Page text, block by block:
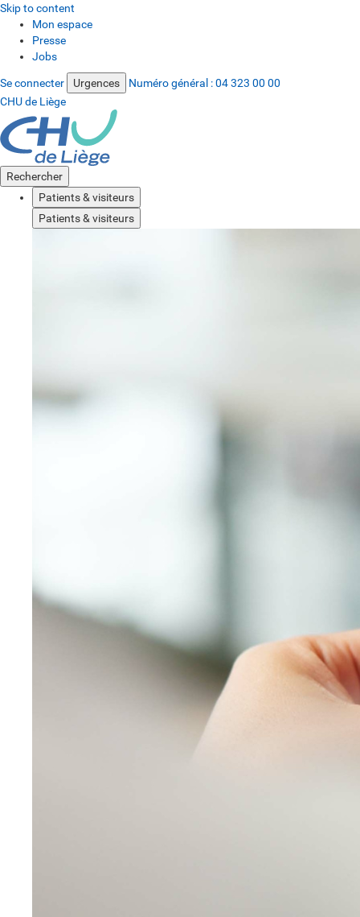
Skip to content
Mon espace
Presse
Jobs
Se connecter Urgences Numéro général :04 323 00 00
CHU de Liège
Rechercher
Patients & visiteurs
Patients & visiteurs